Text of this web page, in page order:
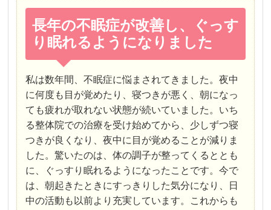
長年の不眠症が改善し、ぐっす
り眠れるようになりました
私は数年間、不眠症に悩まされてきました。夜中
に何度も目が覚めたり、寝つきが悪く、朝になっ
ても疲れが取れない状態が続いていました。いち
る整体院での治療を受け始めてから、少しずつ寝
つきが良くなり、夜中に目が覚めることが減りま
した。驚いたのは、体の調子が整ってくるととも
に、ぐっすり眠れるようになったことです。今で
は、朝起きたときにすっきりした気分になり、日
中の活動も以前より充実しています。これからも